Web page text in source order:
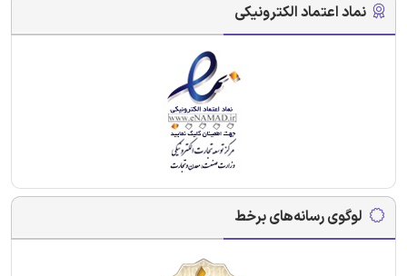
نماد اعتماد الکترونیکی
لوگوی رسانه‌های برخط